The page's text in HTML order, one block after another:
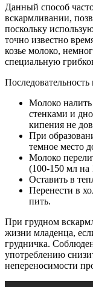
Данный способ
вскармливании,
поскольку
точно известно
козье молоко,
специальную
Молоко
стенками и
кипения не
При
темное место
Молоко
(100-150 мл на
Оставить в
Перенести в
пить.
При грудном
жизни младенца,
грудничка.
употреблению
непереносимости